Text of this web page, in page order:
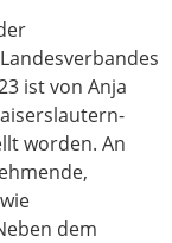
ist von Anja
worden. An
dem